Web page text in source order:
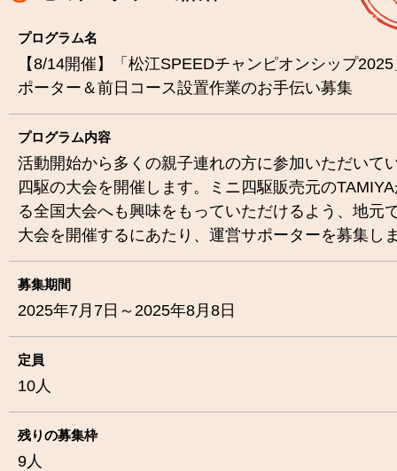
プログラム名
【8/14開催】「松江SPEEDチャンピオンシップ
ポーター＆前日コース設置作業のお手伝い募集
プログラム内容
活動開始から多くの親子連れの方に参加いただいて
四駆の大会を開催します。ミニ四駆販売元の
る全国大会へも興味をもっていただけるよう、地元
大会を開催するにあたり、運営サポーターを募集し
募集期間
2025年7月7日～2025年8月8日
定員
10 人
残りの募集枠
9 人